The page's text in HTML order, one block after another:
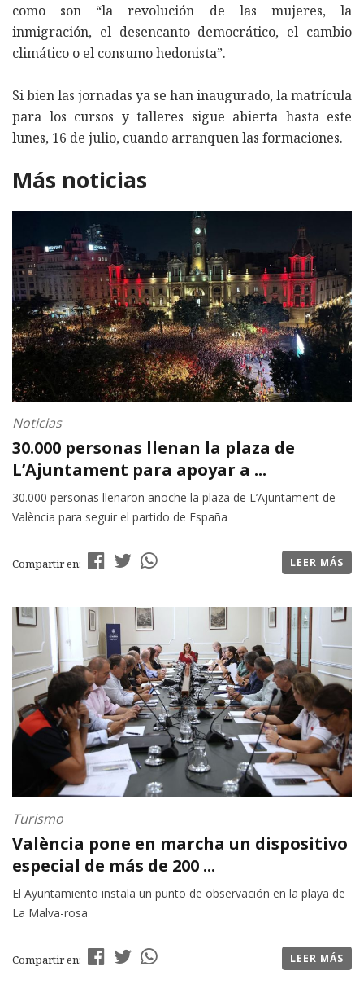
como son “la revolución de las mujeres, la
inmigración, el desencanto democrático, el cambio
climático o el consumo hedonista”.
Si bien las jornadas ya se han inaugurado, la matrícula
para los cursos y talleres sigue abierta hasta este
lunes, 16 de julio, cuando arranquen las formaciones.
Más noticias
Noticias
30.000 personas llenan la plaza de
L’Ajuntament para apoyar a ...
30.000 personas llenaron anoche la plaza de L’Ajuntament de
València para seguir el partido de España
Compartir en: LEER MÁS
Turismo
València pone en marcha un dispositivo
especial de más de 200 ...
El Ayuntamiento instala un punto de observación en la playa de
La Malva-rosa
Compartir en: LEER MÁS